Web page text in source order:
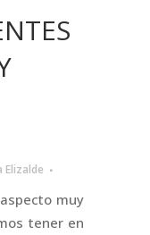
Elizalde
muy
tener en